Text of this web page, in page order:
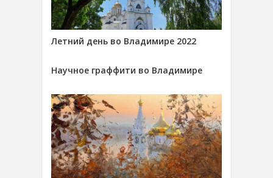
Летний день во Владимире 2022
Научное граффити во Владимире